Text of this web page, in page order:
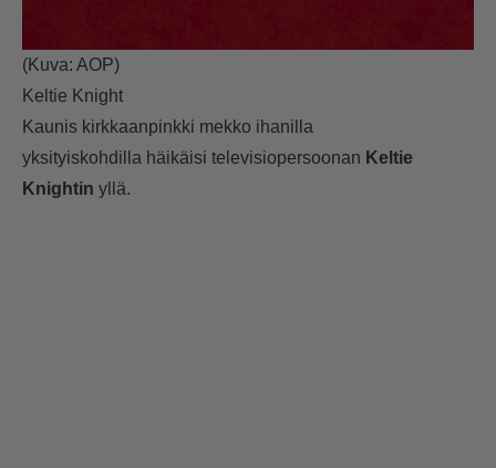
(Kuva: AOP)
Keltie Knight
Kaunis kirkkaanpinkki mekko ihanilla
yksityiskohdilla häikäisi televisiopersoonan Keltie
Knightin yllä.